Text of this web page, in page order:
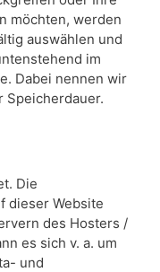
möchten, werden
auswählen und
im
Dabei nennen wir
Speicherdauer.
Die
dieser Website
des Hosters /
es sich v. a. um
und